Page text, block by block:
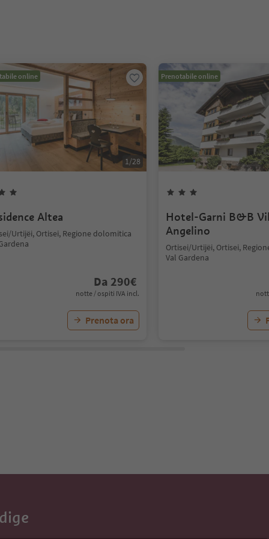
online
1/28
Altea
Urtijëi, Ortisei, Regione dolomitica
Da 290€
notte / ospiti IVA incl.
Prenota ora
Prenotabile online
Hotel-Garni B&B
Angelino
Ortisei/Urtijëi, Ortisei,
Val Gardena